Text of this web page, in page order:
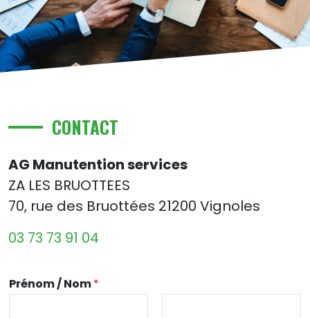
CONTACT
AG Manutention services
ZA LES BRUOTTEES
70, rue des Bruottées 21200 Vignoles
03 73 73 91 04
Prénom / Nom*